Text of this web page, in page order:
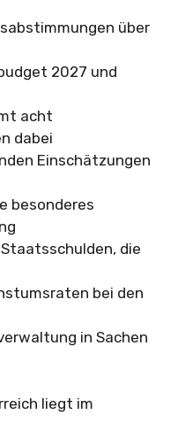
über
2027 und
acht
dabei
Einschätzungen
besonderes
die
bei den
in Sachen
liegt im